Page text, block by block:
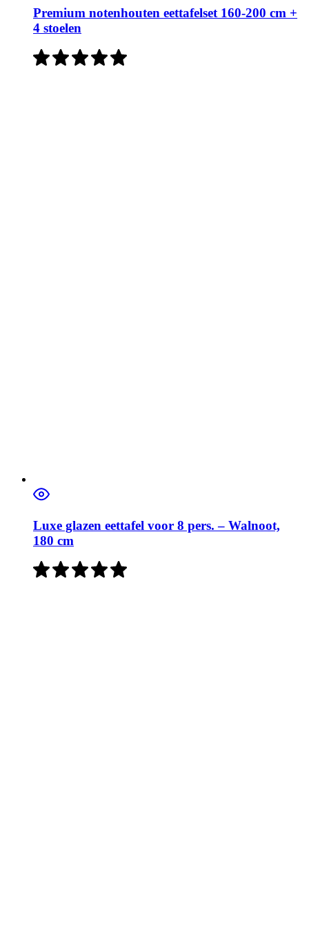
Premium notenhouten eettafelset 160-200 cm +
4 stoelen
Luxe glazen eettafel voor 8 pers. – Walnoot,
180 cm